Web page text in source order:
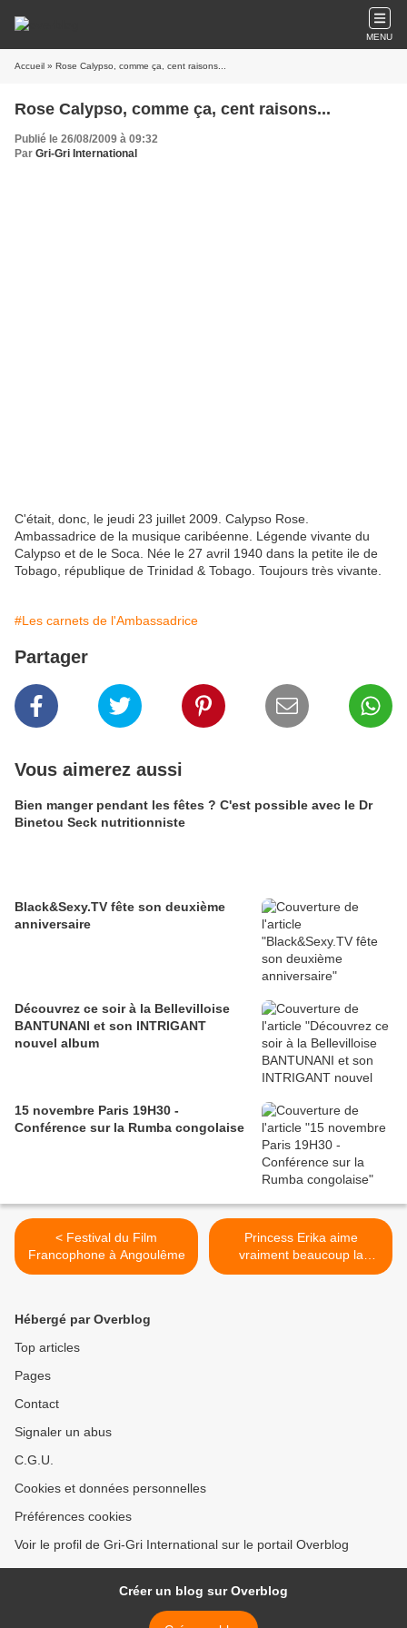
MENU
Accueil » Rose Calypso, comme ça, cent raisons...
Rose Calypso, comme ça, cent raisons...
Publié le 26/08/2009 à 09:32
Par Gri-Gri International
C'était, donc, le jeudi 23 juillet 2009. Calypso Rose.
Ambassadrice de la musique caribéenne. Légende vivante du
Calypso et de le Soca. Née le 27 avril 1940 dans la petite ile de
Tobago, république de Trinidad & Tobago. Toujours très vivante.
#Les carnets de l'Ambassadrice
Partager
Vous aimerez aussi
Bien manger pendant les fêtes ? C'est possible avec le Dr
Binetou Seck nutritionniste
Black&Sexy.TV fête son deuxième
anniversaire
Découvrez ce soir à la Bellevilloise
BANTUNANI et son INTRIGANT
nouvel album
15 novembre Paris 19H30 -
Conférence sur la Rumba congolaise
< Festival du Film
Francophone à Angoulême
Princess Erika aime
vraiment beaucoup la
"Colonie du Nouveau
Hébergé par Overblog
Top articles
Pages
Contact
Signaler un abus
C.G.U.
Cookies et données personnelles
Préférences cookies
Voir le profil de Gri-Gri International sur le portail Overblog
Créer un blog sur Overblog